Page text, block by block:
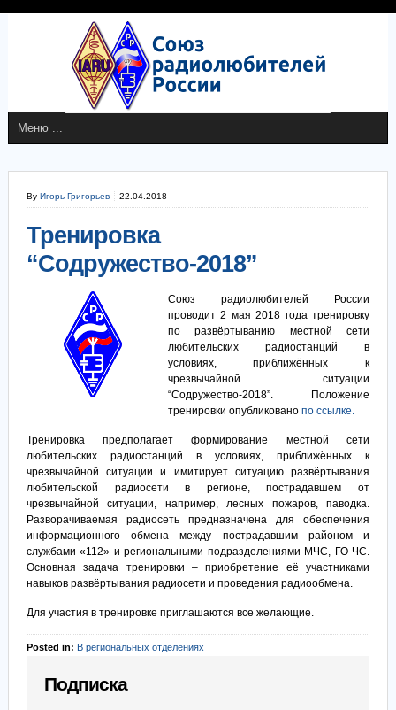
By Игорь Григорьев 22.04.2018
Тренировка
“Содружество-2018”
Союз радиолюбителей России
проводит 2 мая 2018 года тренировку
по развёртыванию местной сети
любительских радиостанций в
условиях, приближённых к
чрезвычайной ситуации
“Содружество-2018”. Положение
тренировки опубликовано по ссылке.
Тренировка предполагает формирование местной сети
любительских радиостанций в условиях, приближённых к
чрезвычайной ситуации и имитирует ситуацию развёртывания
любительской радиосети в регионе, пострадавшем от
чрезвычайной ситуации, например, лесных пожаров, паводка.
Разворачиваемая радиосеть предназначена для обеспечения
информационного обмена между пострадавшим районом и
службами «112» и региональными подразделениями МЧС, ГО ЧС.
Основная задача тренировки – приобретение её участниками
навыков развёртывания радиосети и проведения радиообмена.
Для участия в тренировке приглашаются все желающие.
Posted in: В региональных отделениях
Подписка